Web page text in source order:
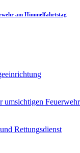
am Himmelfahrtstag
umsichtigen
Rettungsdienst